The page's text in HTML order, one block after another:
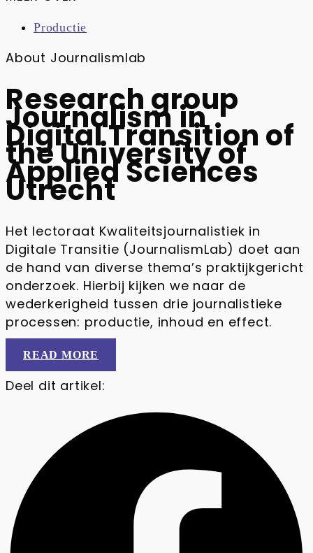
Productie
About Journalismlab
Research group
Journalism in
Digital Transition of
the University of
Applied Sciences
Utrecht
Het lectoraat Kwaliteitsjournalistiek in
Digitale Transitie (JournalismLab) doet aan
de hand van diverse thema’s praktijkgericht
onderzoek. Hierbij kijken we naar de
wederkerigheid tussen drie journalistieke
processen: productie, inhoud en effect.
READ MORE
Deel dit artikel: